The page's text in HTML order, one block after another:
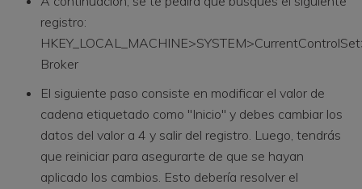
registro:
Broker
El siguiente paso consiste en modificar el valor de
cadena etiquetado como "Inicio" y debes cambiar los
datos del valor a 4 y salir del registro. Luego, tendrás
que reiniciar para asegurarte de que se hayan
aplicado los cambios. Esto debería resolver el